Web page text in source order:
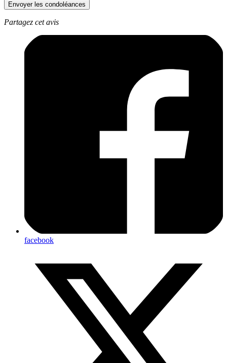
Envoyer les condoléances
Partagez cet avis
facebook